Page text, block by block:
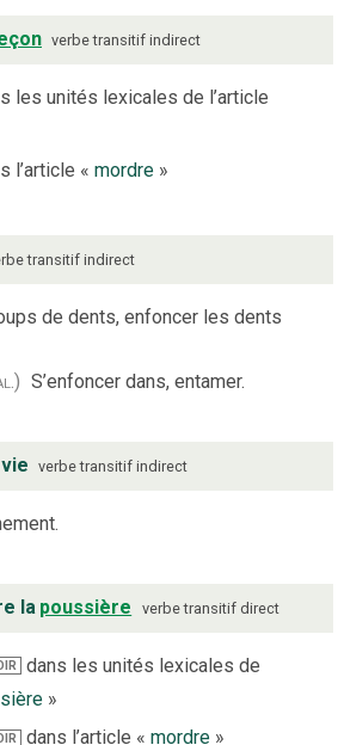
verbe transitif indirect
les unités lexicales de l’article
l’article « mordre»
transitif indirect
de dents, enfoncer les dents
S’enfoncer dans, entamer.
verbe transitif indirect
la poussière verbe transitif direct
dans les unités lexicales de
»
dans l’article « mordre»